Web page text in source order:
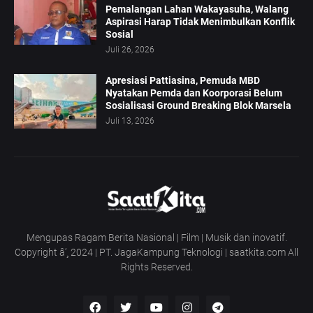
Pemalangan Lahan Wakayasuha, Walang
Aspirasi Harap Tidak Menimbulkan Konflik
Sosial
Juli 26, 2026
Apresiasi Pattiasina, Pemuda MBD
Nyatakan Pemda dan Koorporasi Belum
Sosialisasi Ground Breaking Blok Marsela
Juli 13, 2026
Mengupas Ragam Berita Nasional | Film | Musik dan inovatif.
Copyright â’¸ 2024 | PT. JagaKampung Teknologi | saatkita.com All
Rights Reserved.